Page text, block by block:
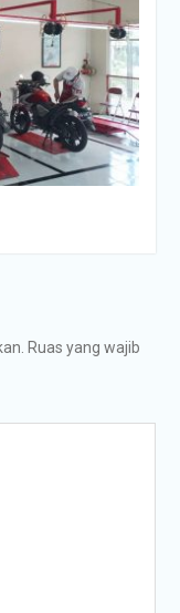
Ruas yang wajib